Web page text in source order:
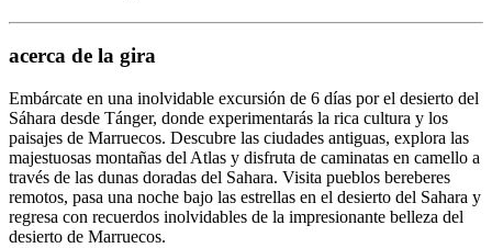
acerca de la gira
Embárcate en una inolvidable excursión de 6 días por el desierto del
Sáhara desde Tánger, donde experimentarás la rica cultura y los
paisajes de Marruecos. Descubre las ciudades antiguas, explora las
majestuosas montañas del Atlas y disfruta de caminatas en camello a
través de las dunas doradas del Sahara. Visita pueblos bereberes
remotos, pasa una noche bajo las estrellas en el desierto del Sahara y
regresa con recuerdos inolvidables de la impresionante belleza del
desierto de Marruecos.